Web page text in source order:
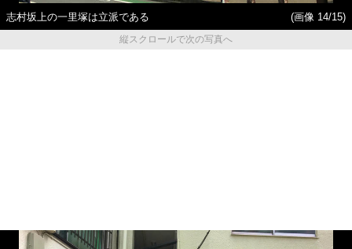
志村坂上の一里塚は立派である
(画像 14/15)
縦スクロールで次の写真へ